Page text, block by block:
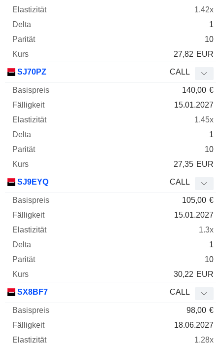
1.42x
1
10
27,82 EUR
SJ70PZ CALL
140,00 €
15.01.2027
1.45x
1
10
27,35 EUR
SJ9EYQ CALL
105,00 €
15.01.2027
1.3x
1
10
30,22 EUR
SX8BF7 CALL
98,00 €
18.06.2027
1.28x